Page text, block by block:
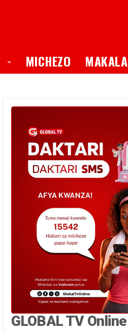
Toggle Dropdown
MICHEZO MAKALA
GLOBAL TV Online